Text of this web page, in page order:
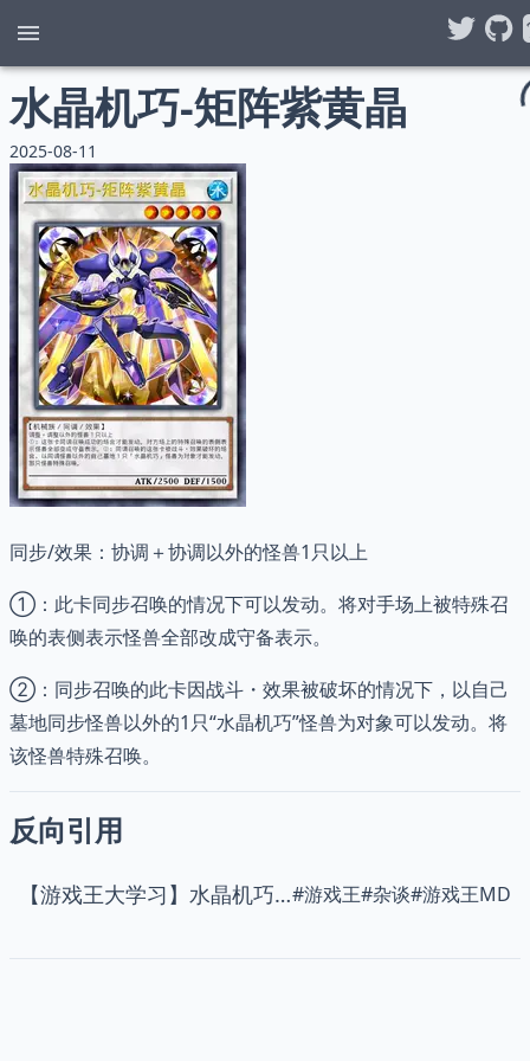
水晶机巧-矩阵紫黄晶
2025-08-11
同步/效果：协调＋协调以外的怪兽1只以上
①：此卡同步召唤的情况下可以发动。将对手场上被特殊召
唤的表侧表示怪兽全部改成守备表示。
②：同步召唤的此卡因战斗・效果被破坏的情况下，以自己
墓地同步怪兽以外的1只“水晶机巧”怪兽为对象可以发动。将
该怪兽特殊召唤。
反向引用
【游戏王大学习】水晶机巧——游戏王 MD 2025-08同调杯水晶机巧预组#游戏王#杂谈#游戏王MD